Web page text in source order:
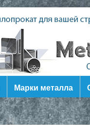
Марки металла